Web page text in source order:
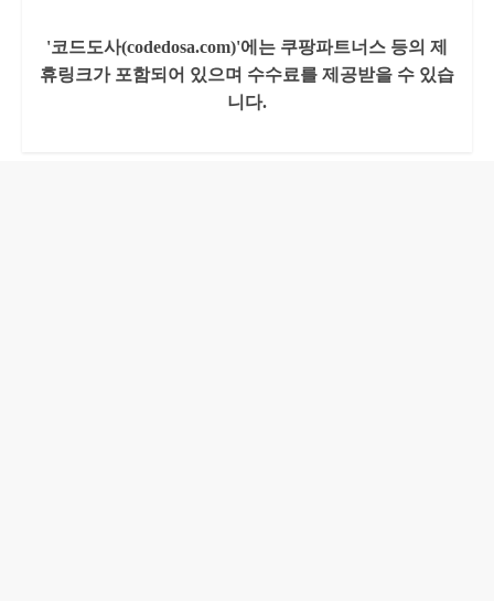
'코드도사(codedosa.com)'에는 쿠팡파트너스 등의 제
휴링크가 포함되어 있으며 수수료를 제공받을 수 있습
니다.